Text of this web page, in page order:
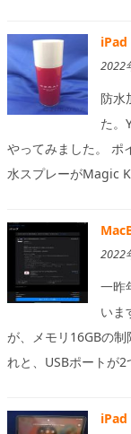
iPad
2022
防水
た。
やってみました。 ポ
水スプレーがMagic
2022
一昨
いま
が、メモリ16GBの
れと、USBポートが
iPad